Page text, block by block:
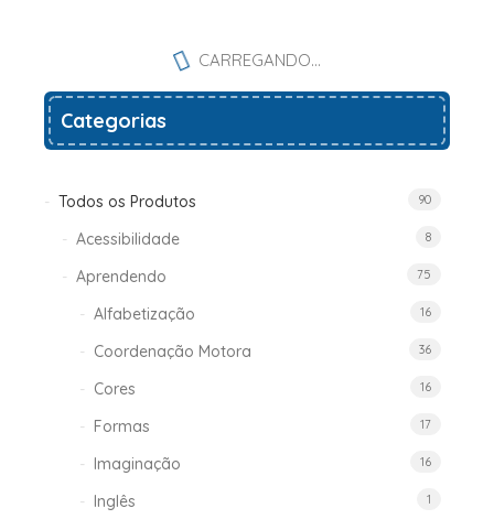
wishlist
CARREGANDO...
Categorias
Todos os Produtos 90
Acessibilidade 8
Aprendendo 75
Alfabetização 16
Coordenação Motora 36
Cores 16
Formas 17
Imaginação 16
Inglês 1